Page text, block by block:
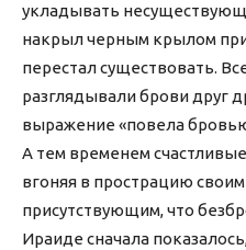
укладывать
накрыл черным крылом
перестал существовать.
разглядывали брови друг
выражение «повела
А тем временем
вгоняя в прострацию
присутствующим, что
Ираиде сначала